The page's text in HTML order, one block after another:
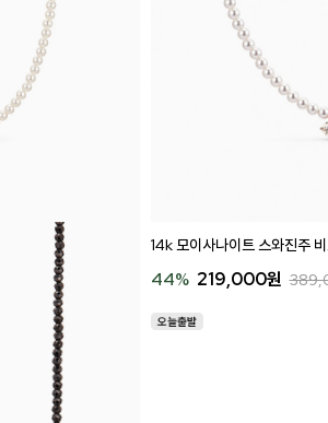
14k 모이사나이트 스와진주
44% 219,000원